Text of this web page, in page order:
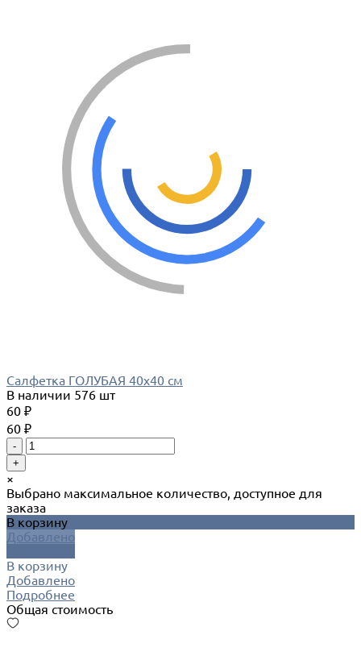
Салфетка ГОЛУБАЯ 40х40 см
В наличии 576 шт
60 ₽
60 ₽
-
+
×
Выбрано максимальное количество, доступное для
заказа
В корзину
Добавлено
В корзину
Добавлено
Подробнее
Общая стоимость